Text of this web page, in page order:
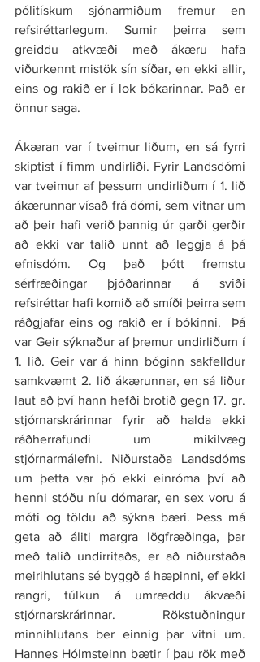
pólitískum sjónarmiðum fremur en
refsiréttarlegum. Sumir þeirra sem
greiddu atkvæði með ákæru hafa
viðurkennt mistök sín síðar, en ekki allir,
eins og rakið er í lok bókarinnar. Það er
önnur saga.
Ákæran var í tveimur liðum, en sá fyrri
skiptist í fimm undirliði. Fyrir Landsdómi
var tveimur af þessum undirliðum í 1. lið
ákærunnar vísað frá dómi, sem vitnar um
að þeir hafi verið þannig úr garði gerðir
að ekki var talið unnt að leggja á þá
efnisdóm. Og það þótt fremstu
sérfræðingar þjóðarinnar á sviði
refsiréttar hafi komið að smíði þeirra sem
ráðgjafar eins og rakið er í bókinni.  Þá
var Geir sýknaður af þremur undirliðum í
1. lið. Geir var á hinn bóginn sakfelldur
samkvæmt 2. lið ákærunnar, en sá liður
laut að því hann hefði brotið gegn 17. gr.
stjórnarskrárinnar fyrir að halda ekki
ráðherrafundi um mikilvæg
stjórnarmálefni. Niðurstaða Landsdóms
um þetta var þó ekki einróma því að
henni stóðu níu dómarar, en sex voru á
móti og töldu að sýkna bæri. Þess má
geta að áliti margra lögfræðinga, þar
með talið undirritaðs, er að niðurstaða
meirihlutans sé byggð á hæpinni, ef ekki
rangri, túlkun á umræddu ákvæði
stjórnarskrárinnar. Rökstuðningur
minnihlutans ber einnig þar vitni um.
Hannes Hólmsteinn bætir í þau rök með